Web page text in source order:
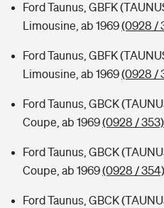
Ford Taunus, GBFK
Limousine, ab 1969(0928 /
Ford Taunus, GBFK
Limousine, ab 1969(0928 /
Ford Taunus, GBCK
Coupe, ab 1969(0928 / 353)
Ford Taunus, GBCK
Coupe, ab 1969(0928 / 354)
Ford Taunus, GBCK